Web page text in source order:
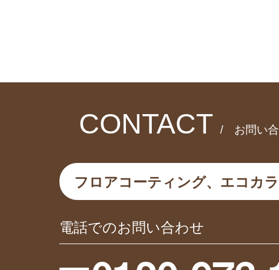
CONTACT/ お問い合
フロアコーティング、エコカ
電話でのお問い合わせ